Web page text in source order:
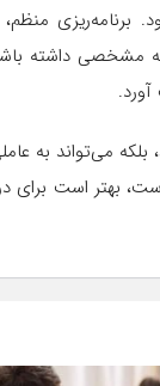
برنامه‌ریزی
مشخصی داشته
می‌تواند به
است، بهتر است